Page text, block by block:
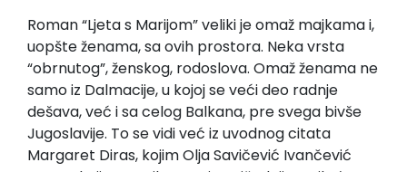
Roman “Ljeta s Marijom” veliki je omaž majkama i,
uopšte ženama, sa ovih prostora. Neka vrsta
“obrnutog”, ženskog, rodoslova. Omaž ženama ne
samo iz Dalmacije, u kojoj se veći deo radnje
dešava, već i sa celog Balkana, pre svega bivše
Jugoslavije. To se vidi već iz uvodnog citata
Margaret Diras, kojim Olja Savičević Ivančević